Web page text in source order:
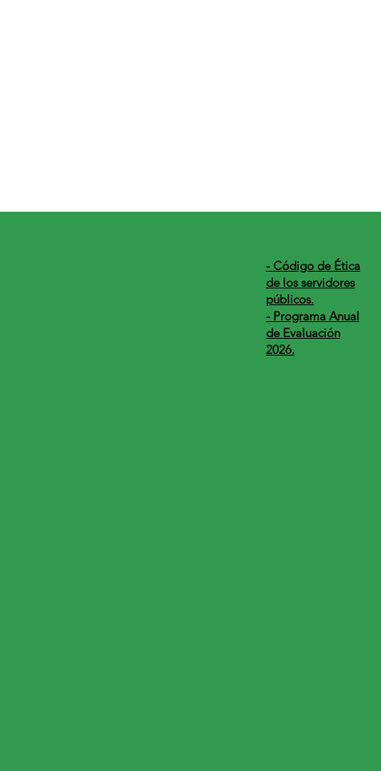
​- Código de Ética
de los servidores
públicos.
- Programa Anual
de Evaluación
2026.